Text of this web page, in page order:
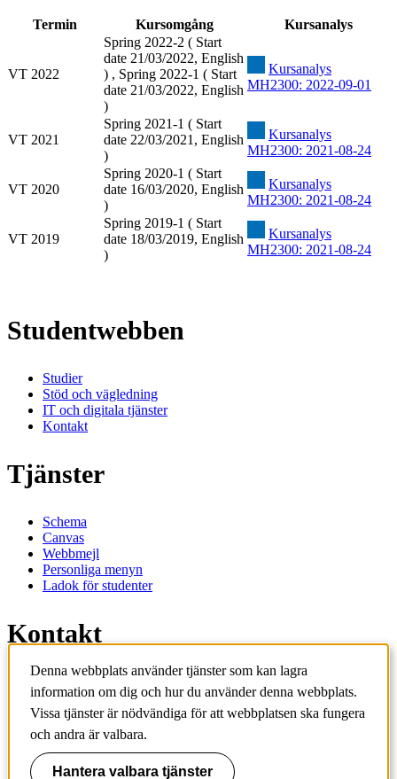
Termin Kursomgång Kursanalys
VT 2022
Spring 2022-2 ( Start
date 21/03/2022, English
) , Spring 2022-1 ( Start
date 21/03/2022, English
)
Kursanalys
MH2300: 2022-09-01
VT 2021
Spring 2021-1 ( Start
date 22/03/2021, English
)
Kursanalys
MH2300: 2021-08-24
VT 2020
Spring 2020-1 ( Start
date 16/03/2020, English
)
Kursanalys
MH2300: 2021-08-24
VT 2019
Spring 2019-1 ( Start
date 18/03/2019, English
)
Kursanalys
MH2300: 2021-08-24
Studentwebben
Studier
Stöd och vägledning
IT och digitala tjänster
Kontakt
Tjänster
Schema
Canvas
Webbmejl
Personliga menyn
Ladok för studenter
Kontakt
Kontakta utbildningsprogram
Kontakta kurs
IT-support
KTH Entré
KTH
Denna webbplats använder tjänster som kan lagra
information om dig och hur du använder denna webbplats.
Vissa tjänster är nödvändiga för att webbplatsen ska fungera
och andra är valbara.
Hantera valbara tjänster